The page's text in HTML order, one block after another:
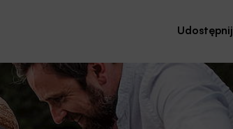
Udostępnij